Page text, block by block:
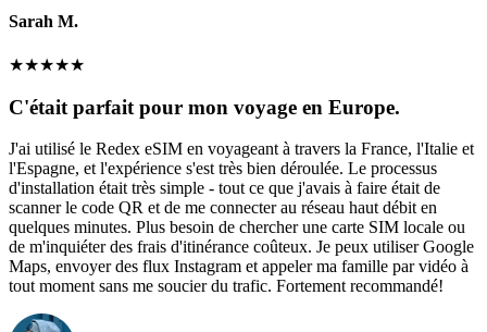
Sarah M.
★★★★★
C'était parfait pour mon voyage en Europe.
J'ai utilisé le Redex eSIM en voyageant à travers la France, l'Italie et
l'Espagne, et l'expérience s'est très bien déroulée. Le processus
d'installation était très simple - tout ce que j'avais à faire était de
scanner le code QR et de me connecter au réseau haut débit en
quelques minutes. Plus besoin de chercher une carte SIM locale ou
de m'inquiéter des frais d'itinérance coûteux. Je peux utiliser Google
Maps, envoyer des flux Instagram et appeler ma famille par vidéo à
tout moment sans me soucier du trafic. Fortement recommandé!